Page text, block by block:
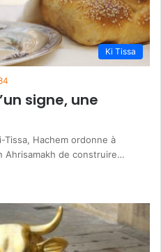
Ki Tissa
signe, une
Tissa, Hachem ordonne à
Ahrisamakh de construire…